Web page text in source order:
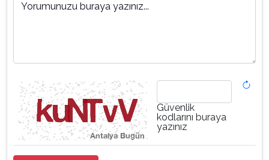
Yorumunuzu buraya yazınız...
Güvenlik
kodlarını buraya
yazınız